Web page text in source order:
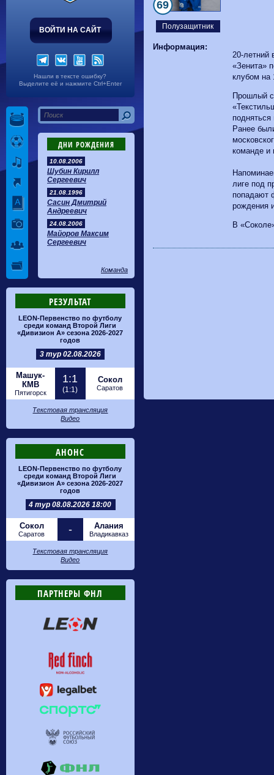
ВОЙТИ НА САЙТ
Нашли в тексте ошибку?
Выделите её и нажмите Ctrl+Enter
ДНИ РОЖДЕНИЯ
10.08.2006
Шубин Кирилл
Сергеевич
21.08.1996
Сасин Дмитрий
Андреевич
24.08.2006
Майоров Максим
Сергеевич
Команда
РЕЗУЛЬТАТ
LEON-Первенство по футболу
среди команд Второй Лиги
«Дивизион А» сезона 2026-2027
годов
3 тур 02.08.2026
Машук-
КМВ
Пятигорск
1:1
(1:1)
Сокол
Саратов
Текстовая трансляция
Видео
АНОНС
LEON-Первенство по футболу
среди команд Второй Лиги
«Дивизион А» сезона 2026-2027
годов
4 тур 08.08.2026 18:00
Сокол
Саратов - Алания
Владикавказ
Текстовая трансляция
Видео
ПАРТНЕРЫ ФНЛ
Полузащитник
69
Информация:
20-летний
«Зенита»
клубом на
Прошлый
Ранее
команде и
лиге под
попадают
рождения
В
Калуга
0-1 Сибирь